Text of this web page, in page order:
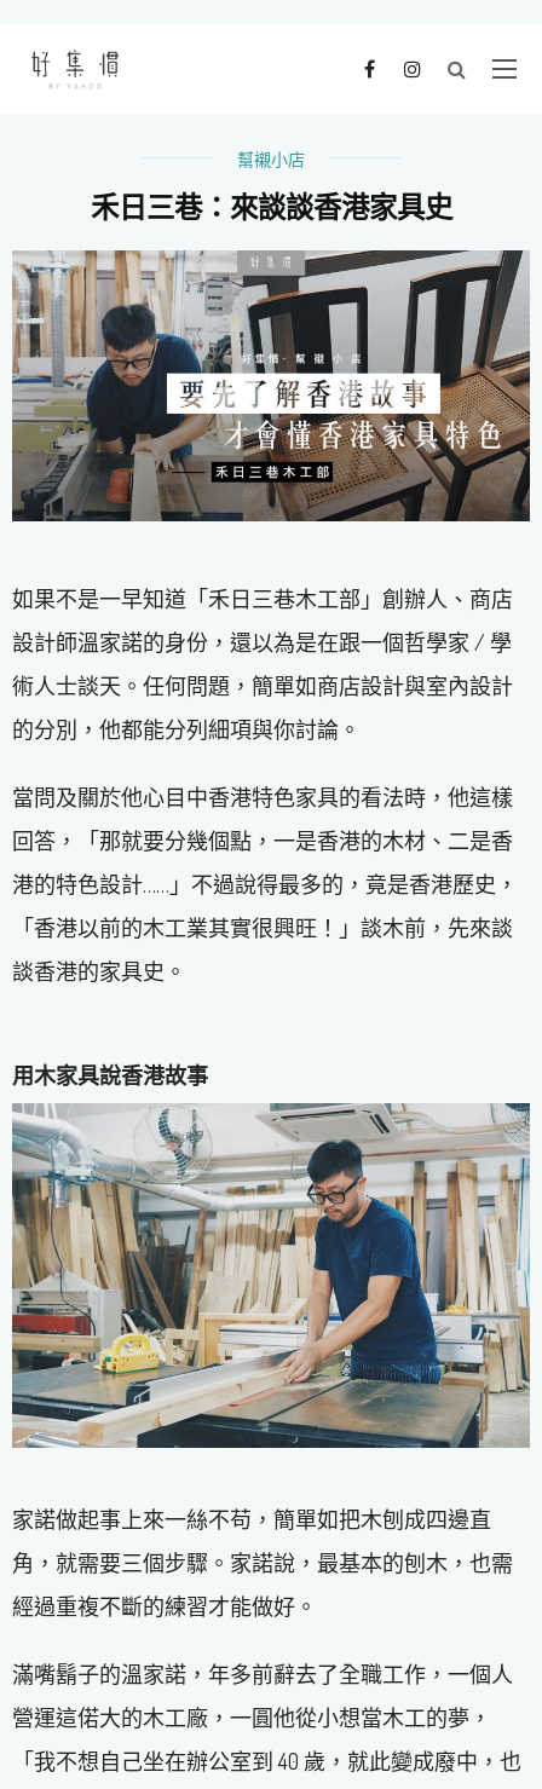
幫襯小店
禾日三巷：來談談香港家具史
如果不是一早知道「禾日三巷木工部」創辦人、商店
設計師溫家諾的身份，還以為是在跟一個哲學家 / 學
術人士談天。任何問題，簡單如商店設計與室內設計
的分別，他都能分列細項與你討論。
當問及關於他心目中香港特色家具的看法時，他這樣
回答，「那就要分幾個點，一是香港的木材、二是香
港的特色設計……」不過說得最多的，竟是香港歷史，
「香港以前的木工業其實很興旺！」談木前，先來談
談香港的家具史。
用木家具說香港故事
家諾做起事上來一絲不苟，簡單如把木刨成四邊直
角，就需要三個步驟。家諾說，最基本的刨木，也需
經過重複不斷的練習才能做好。
滿嘴鬍子的溫家諾，年多前辭去了全職工作，一個人
營運這偌大的木工廠，一圓他從小想當木工的夢，
「我不想自己坐在辦公室到 40 歲，就此變成廢中，也